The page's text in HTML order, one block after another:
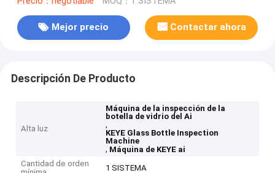
Mejor precio Contactar ahora
Descripción De Producto
Alta luz
Máquina de la inspección de la
botella de vidrio del Ai
,
KEYE Glass Bottle Inspection
Machine
, Máquina de KEYE ai
Cantidad de orden
1 SISTEMA